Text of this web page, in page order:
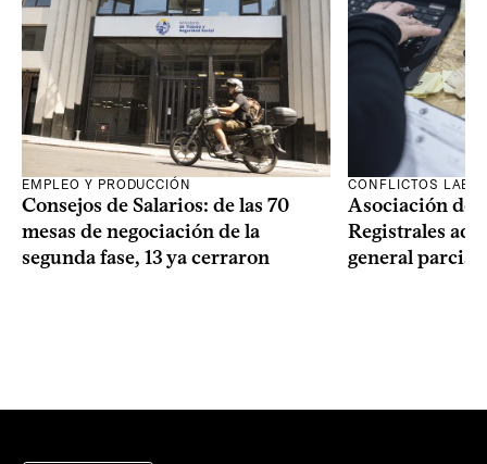
EMPLEO Y PRODUCCIÓN
Consejos de Salarios: de las 70
mesas de negociación de la
segunda fase, 13 ya cerraron
CONFLICTOS
Asociación de
Registrales
general parcial